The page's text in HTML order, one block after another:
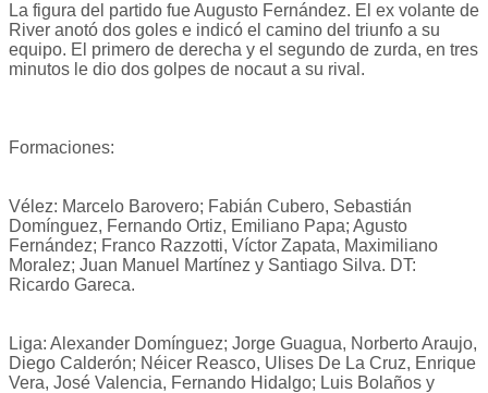
La figura del partido fue Augusto Fernández. El ex volante de
River anotó dos goles e indicó el camino del triunfo a su
equipo. El primero de derecha y el segundo de zurda, en tres
minutos le dio dos golpes de nocaut a su rival.
Formaciones:
Vélez: Marcelo Barovero; Fabián Cubero, Sebastián
Domínguez, Fernando Ortiz, Emiliano Papa; Agusto
Fernández; Franco Razzotti, Víctor Zapata, Maximiliano
Moralez; Juan Manuel Martínez y Santiago Silva. DT:
Ricardo Gareca.
Liga: Alexander Domínguez; Jorge Guagua, Norberto Araujo,
Diego Calderón; Néicer Reasco, Ulises De La Cruz, Enrique
Vera, José Valencia, Fernando Hidalgo; Luis Bolaños y